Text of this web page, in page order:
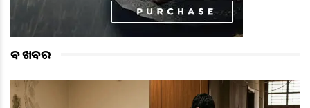
ବଡ ଖବର